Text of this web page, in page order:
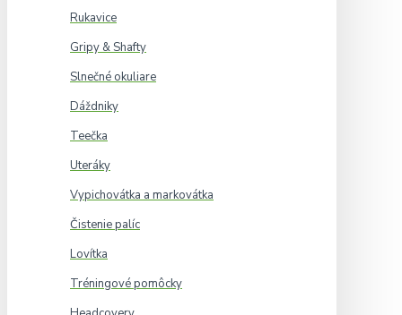
Rukavice
Gripy & Shafty
Slnečné okuliare
Dáždniky
Teečka
Uteráky
Vypichovátka a markovátka
Čistenie palíc
Lovítka
Tréningové pomôcky